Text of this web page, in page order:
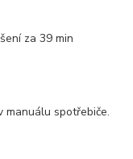
za 39 min
manuálu spotřebiče.